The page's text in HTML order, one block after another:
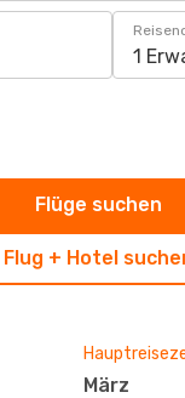
1
Flug + Hotel
Flüge suchen
März